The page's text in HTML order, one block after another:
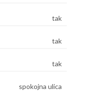
tak
tak
tak
spokojna ulica